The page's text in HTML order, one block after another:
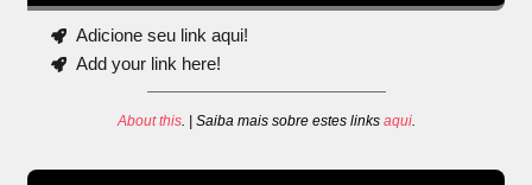
Adicione seu link aqui!
Add your link here!
About this. | Saiba mais sobre estes links aqui.